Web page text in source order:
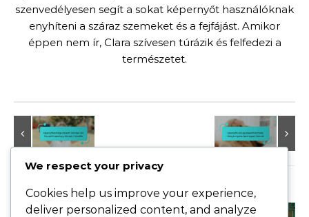
szenvedélyesen segít a sokat képernyőt használóknak
enyhíteni a száraz szemeket és a fejfájást. Amikor
éppen nem ír, Clara szívesen túrázik és felfedezi a
természetet.
We respect your privacy
Cookies help us improve your experience,
deliver personalized content, and analyze